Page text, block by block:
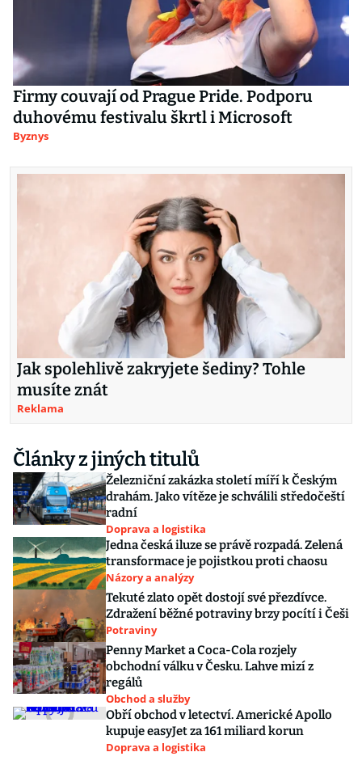
Firmy couvají od Prague Pride. Podporu
duhovému festivalu škrtl i Microsoft
Byznys
Jak spolehlivě zakryjete šediny? Tohle
musíte znát
Reklama
Články z jiných titulů
Železniční zakázka století míří k Českým
drahám. Jako vítěze je schválili středočeští
radní
Doprava a logistika
Jedna česká iluze se právě rozpadá. Zelená
transformace je pojistkou proti chaosu
Názory a analýzy
Tekuté zlato opět dostojí své přezdívce.
Zdražení běžné potraviny brzy pocítí i Češi
Potraviny
Penny Market a Coca-Cola rozjely
obchodní válku v Česku. Lahve mizí z
regálů
Obchod a služby
Obří obchod v letectví. Americké Apollo
kupuje easyJet za 161 miliard korun
Doprava a logistika